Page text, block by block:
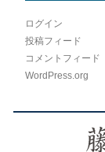
ログイン
投稿フィード
コメントフィード
WordPress.org